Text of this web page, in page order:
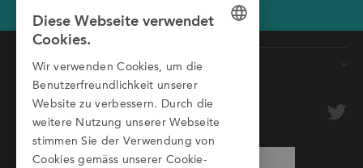
Vorname
Nachname
Firmaoptional
E-Mail
Produkte
Rollenbahnen
Transfersysteme
ENGLISH
ITALIAN
Diese Webseite verwendet
Cookies.
Wir verwenden Cookies, um die
Benutzerfreundlichkeit unserer
Website zu verbessern. Durch die
weitere Nutzung unserer Webseite
stimmen Sie der Verwendung von
Cookies gemäss unserer Cookie-